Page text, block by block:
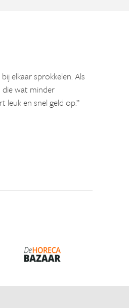
elkaar sprokkelen. Als
die wat minder
leuk en snel geld op.”